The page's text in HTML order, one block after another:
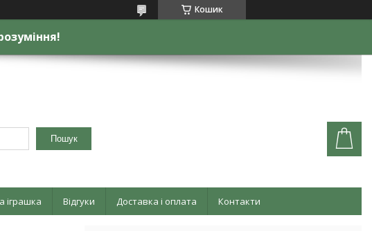
Кошик
Пошук
іграшка Відгуки Доставка і оплата Контакти